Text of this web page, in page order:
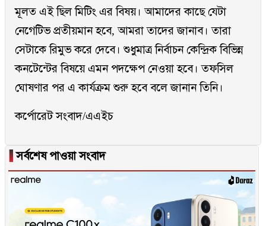
মূলত এই ছিল মিটিং এর বিষয়। আমাদের কাছে যেটা
নেগেটিভ প্রতীয়মান হবে, আমরা তাদের জানাব। তারা
সেটাকে রিমুভ করে দেবে। শুধুমাত্র নির্বাচন কেন্দ্রিক বিভিন্ন
কনটেন্টের বিষয়ে এমন পদক্ষেপ নেওয়া হবে। তফসিল
ঘোষণার পর এ কার্যক্রম শুরু হবে বলে জানান তিনি।
কর্পোরেট সংবাদ/এএইচ
▐সর্বশেষ পাওয়া সংবাদ